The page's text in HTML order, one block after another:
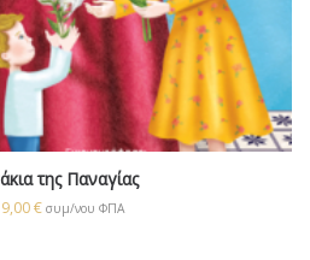
της Παναγίας
9,00€ συμ/νου ΦΠΑ